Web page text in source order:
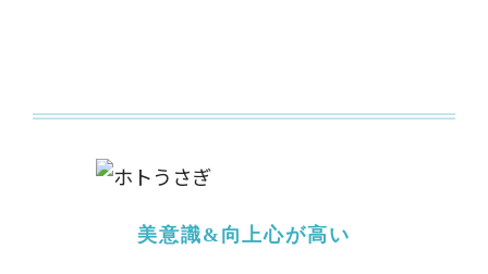
美意識&向上心が高い